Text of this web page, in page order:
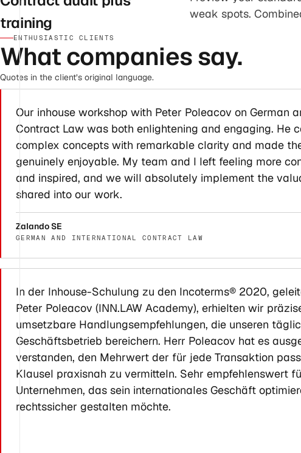
training
weak spots.
ENTHUSIASTIC CLIENTS
What companies say.
Quotes in the client’s original language.
Our inhouse workshop with Peter Poleacov on German
Contract Law was both enlightening and engaging. He
complex concepts with remarkable clarity and made
genuinely enjoyable. My team and I left feeling more
and inspired, and we will absolutely implement the
shared into our work.
Zalando SE
GERMAN AND INTERNATIONAL CONTRACT LAW
In der Inhouse-Schulung zu den Incoterms® 2020,
Peter Poleacov (INN.LAW Academy), erhielten wir
umsetzbare Handlungsempfehlungen, die unseren
Geschäftsbetrieb bereichern. Herr Poleacov hat es
verstanden, den Mehrwert der für jede Transaktion
Klausel praxisnah zu vermitteln. Sehr empfehlenswert
Unternehmen, das sein internationales Geschäft
rechtssicher gestalten möchte.